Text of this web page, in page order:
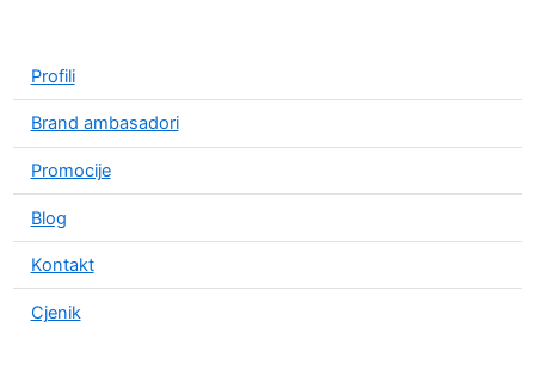
Profili
Brand ambasadori
Promocije
Blog
Kontakt
Cjenik